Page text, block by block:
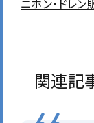
ニホン・ドレン
関連記